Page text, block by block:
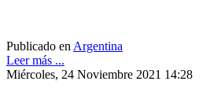
Publicado en Argentina
Leer más ...
Miércoles, 24 Noviembre 2021 14:28